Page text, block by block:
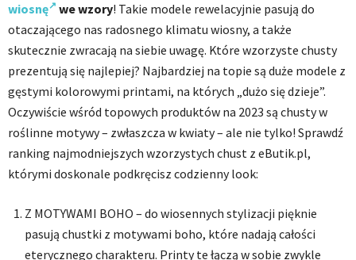
wiosnę
we wzory! Takie modele rewelacyjnie pasują do
otaczającego nas radosnego klimatu wiosny, a także
skutecznie zwracają na siebie uwagę. Które wzorzyste chusty
prezentują się najlepiej? Najbardziej na topie są duże modele z
gęstymi kolorowymi printami, na których „dużo się dzieje”.
Oczywiście wśród topowych produktów na 2023 są chusty w
roślinne motywy – zwłaszcza w kwiaty – ale nie tylko! Sprawdź
ranking najmodniejszych wzorzystych chust z eButik.pl,
którymi doskonale podkręcisz codzienny look:
Z MOTYWAMI BOHO – do wiosennych stylizacji pięknie
pasują chustki z motywami boho, które nadają całości
eterycznego charakteru. Printy te łączą w sobie zwykle